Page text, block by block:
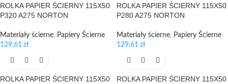
ROLKA PAPIER ŚCIERNY 115X50
P320 A275 NORTON
Materiały ścierne, Papiery Ścierne
129,61 zł
ROLKA PAPIER ŚCIERNY 115X50
P280 A275 NORTON
Materiały ścierne, Papiery Ścierne
129,61 zł
ROLKA PAPIER ŚCIERNY 115X50
ROLKA PAPIER ŚCIERNY 115X50